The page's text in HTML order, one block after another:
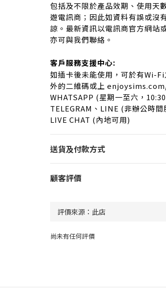
包括及不限於產品效期、使用天
遊電訊商；因此如資料有誤或沒
諒。最新資訊以電訊商官方網站
亦可與我們聯絡。
客戶服務支援中心:
如插卡後未能使用，可於有Wi-
外的二維碼或上
WHATSAPP (星期一至六，
TELEGRAM、LINE (非辦公時間
LIVE CHAT (內地可用)
送貨及付款方式
顧客評價
尚未有任何評價